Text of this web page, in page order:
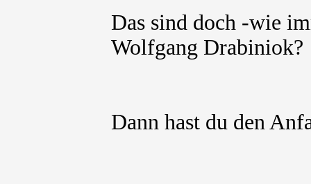
Das sind doch -wie
Wolfgang Drabiniok?
Dann hast du den